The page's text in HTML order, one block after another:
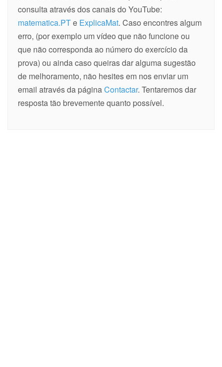
matematica.PTeExplicaMat. Caso encontres algum
erro, (por exemplo um vídeo que não funcione ou
que não corresponda ao número do exercício da
prova) ou ainda caso queiras dar alguma sugestão
de melhoramento, não hesites em nos enviar um
email através da páginaContactar . Tentaremos dar
resposta tão brevemente quanto possível.